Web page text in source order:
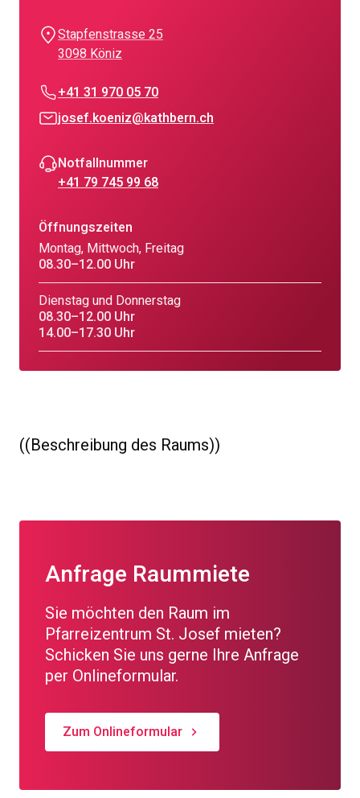
Stapfenstrasse 25
3098 Köniz
+41 31 970 05 70
josef.koeniz@kathbern.ch
Notfallnummer
+41 79 745 99 68
Öffnungszeiten
Montag, Mittwoch, Freitag
08.30–12.00 Uhr
Dienstag und Donnerstag
08.30–12.00 Uhr
14.00–17.30 Uhr
((Beschreibung des Raums))
Anfrage Raummiete
Sie möchten den Raum im
Pfarreizentrum St. Josef mieten?
Schicken Sie uns gerne Ihre Anfrage
per Onlineformular.
Zum Onlineformular